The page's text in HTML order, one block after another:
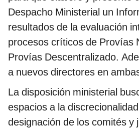
Despacho Ministerial un
resultados de la evaluación
procesos críticos de Provías
Provías Descentralizado.
a nuevos directores en
La disposición ministerial
espacios a la
designación de los comités y